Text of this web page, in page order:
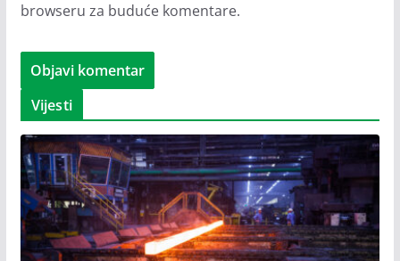
browseru za buduće komentare.
Vijesti